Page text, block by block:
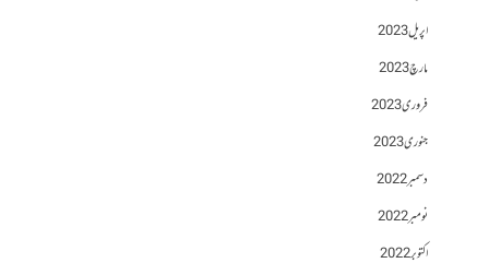
اپریل 2023
مارچ 2023
فروری 2023
جنوری 2023
دسمبر 2022
نومبر 2022
اکتوبر 2022